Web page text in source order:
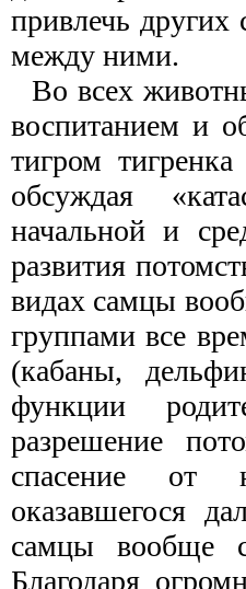
привлечь
между ними.
Во всех
воспитанием и
тигром
обсуждая
начальной и
развития
видах самцы
группами все
(кабаны,
функции
разрешение
спасение от
оказавшегося
самцы вообще
Благодаря